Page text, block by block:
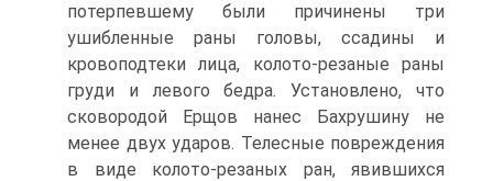
потерпевшему были причинены три
ушибленные раны головы, ссадины и
кровоподтеки лица, колото-резаные раны
груди и левого бедра. Установлено, что
сковородой Ерщов нанес Бахрушину не
менее двух ударов. Телесные повреждения
в виде колото-резаных ран, явившихся